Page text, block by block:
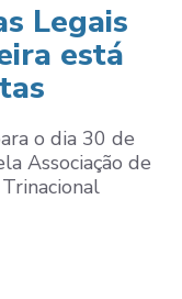
Legais
está
o dia 30 de
Associação de